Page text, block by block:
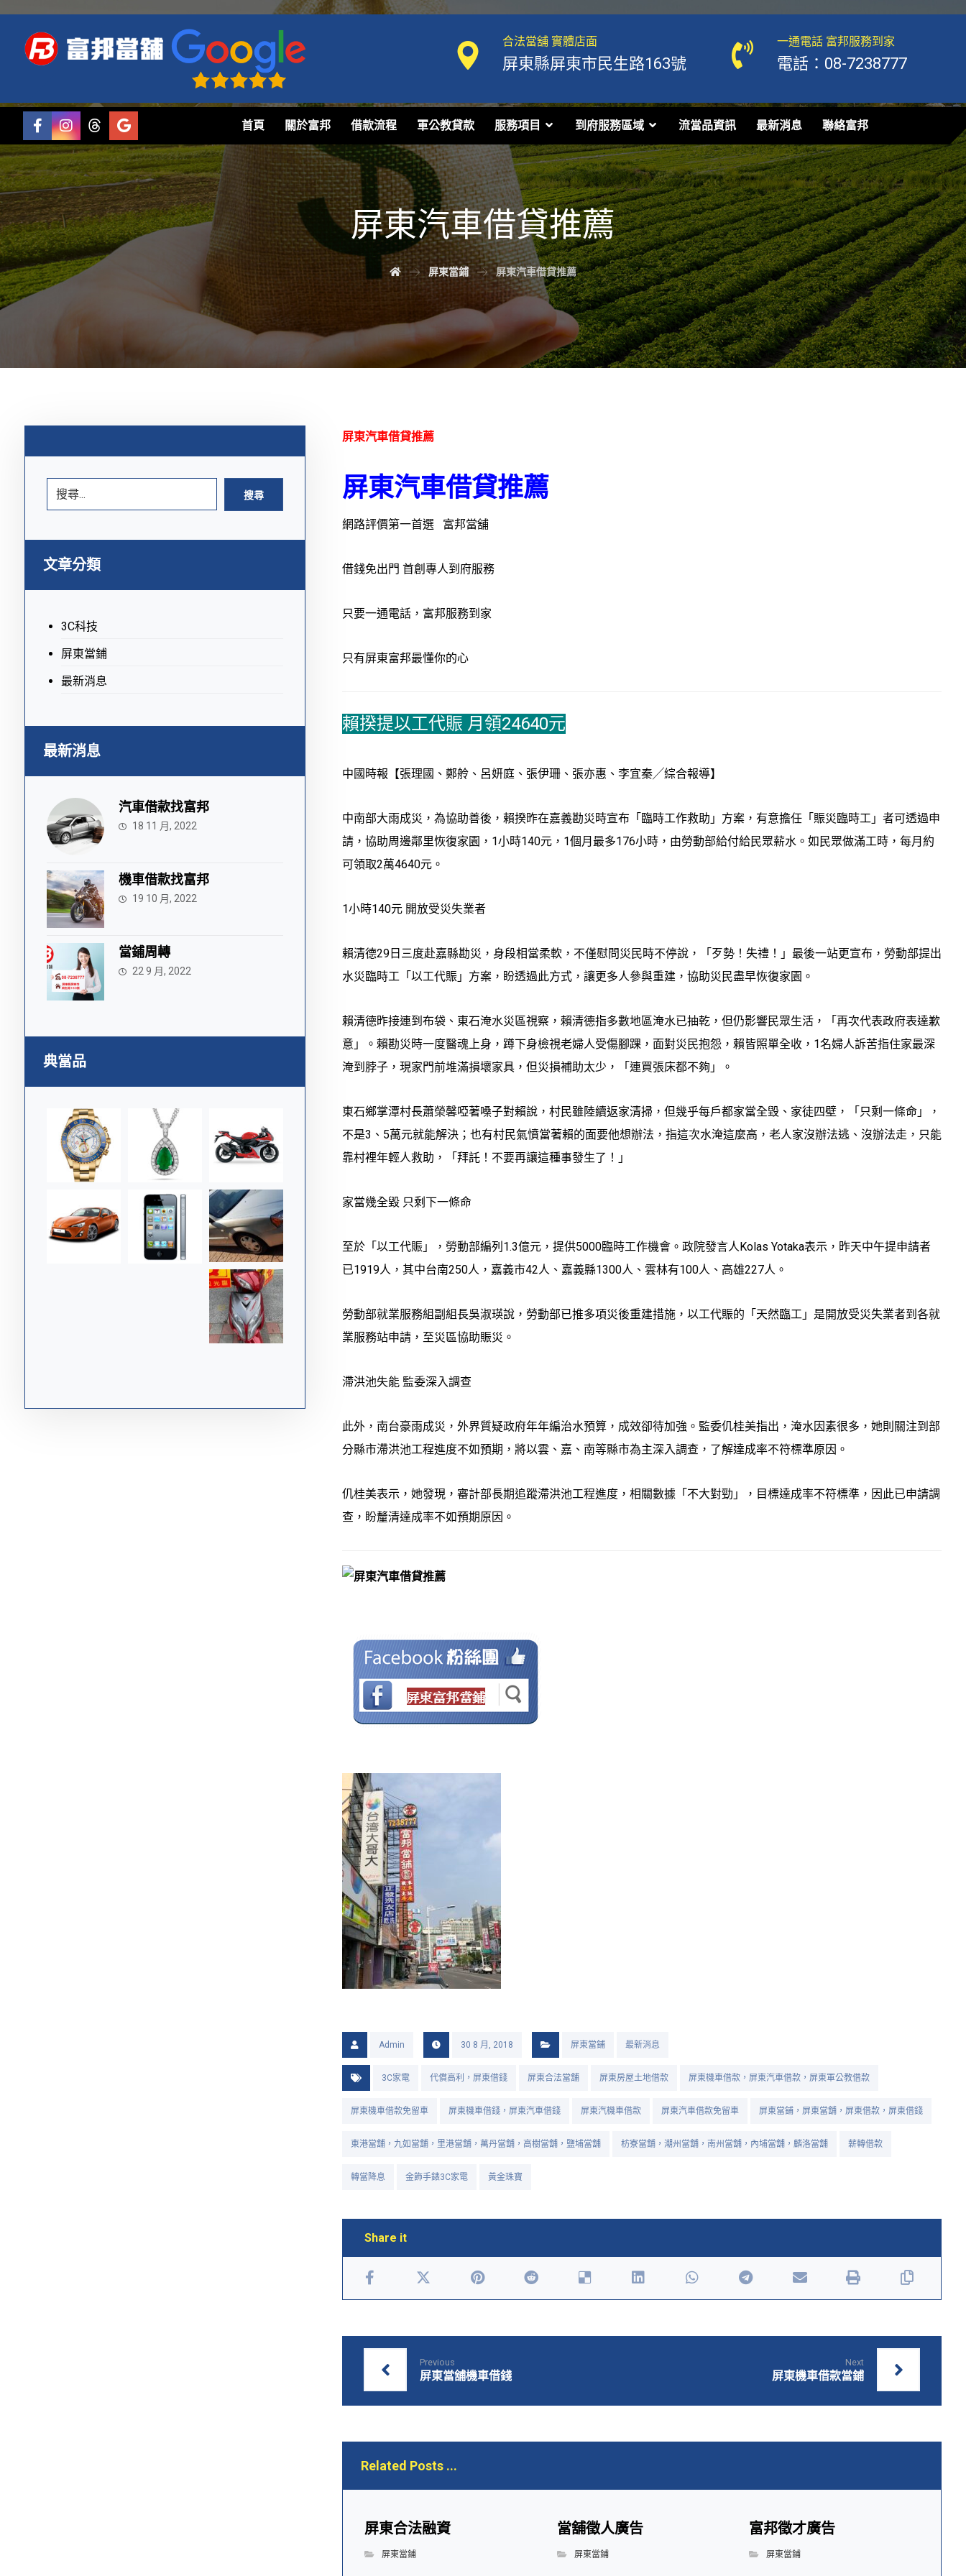
一通電話 富邦服務到家
電話：08-7238777
合法當舖 實體店面
屏東縣屏東市民生路163號
首頁 關於富邦 借款流程 軍公教貸款 服務項目 到府服務區域 流當品資訊 最新消息 聯絡富邦
屏東汽車借貸推薦
屏東當鋪 屏東汽車借貸推薦
屏東汽車借貸推薦
屏東汽車借貸推薦
網路評價第一首選 富邦當舖
借錢免出門 首創專人到府服務
只要一通電話，富邦服務到家
只有屏東富邦最懂你的心
賴揆提以工代賑 月領24640元
中國時報【張理國、鄭舲、呂妍庭、張伊珊、張亦惠、李宜秦╱綜合報導】
中南部大雨成災，為協助善後，賴揆昨在嘉義勘災時宣布「臨時工作救助」方案，有意擔任「賑災臨時工」者可透過申
請，協助周邊鄰里恢復家園，1小時140元，1個月最多176小時，由勞動部給付給民眾薪水。如民眾做滿工時，每月約
可領取2萬4640元。
1小時140元 開放受災失業者
賴清德29日三度赴嘉縣勘災，身段相當柔軟，不僅慰問災民時不停說，「歹勢！失禮！」最後一站更宣布，勞動部提出
水災臨時工「以工代賑」方案，盼透過此方式，讓更多人參與重建，協助災民盡早恢復家園。
賴清德昨接連到布袋、東石淹水災區視察，賴清德指多數地區淹水已抽乾，但仍影響民眾生活，「再次代表政府表達歉
意」。賴勘災時一度醫魂上身，蹲下身檢視老婦人受傷腳踝，面對災民抱怨，賴皆照單全收，1名婦人訴苦指住家最深
淹到脖子，現家門前堆滿損壞家具，但災損補助太少，「連買張床都不夠」。
東石鄉掌潭村長蕭榮馨啞著嗓子對賴說，村民雖陸續返家清掃，但幾乎每戶都家當全毀、家徒四壁，「只剩一條命」，
不是3、5萬元就能解決；也有村民氣憤當著賴的面要他想辦法，指這次水淹這麼高，老人家沒辦法逃、沒辦法走，只能
靠村裡年輕人救助，「拜託！不要再讓這種事發生了！」
家當幾全毀 只剩下一條命
至於「以工代賑」，勞動部編列1.3億元，提供5000臨時工作機會。政院發言人Kolas Yotaka表示，昨天中午提申請者
已1919人，其中台南250人，嘉義市42人、嘉義縣1300人、雲林有100人、高雄227人。
勞動部就業服務組副組長吳淑瑛說，勞動部已推多項災後重建措施，以工代賑的「天然臨工」是開放受災失業者到各就
業服務站申請，至災區協助賑災。
滯洪池失能 監委深入調查
此外，南台豪雨成災，外界質疑政府年年編治水預算，成效卻待加強。監委仉桂美指出，淹水因素很多，她則關注到部
分縣市滯洪池工程進度不如預期，將以雲、嘉、南等縣市為主深入調查，了解達成率不符標準原因。
仉桂美表示，她發現，審計部長期追蹤滯洪池工程進度，相關數據「不大對勁」，目標達成率不符標準，因此已申請調
查，盼釐清達成率不如預期原因。
Admin 30 8 月, 2018 屏東當鋪 最新消息
3C家電 代償高利，屏東借錢 屏東合法當舖 屏東房屋土地借款 屏東機車借款，屏東汽車借款，屏東軍公教借款
屏東機車借款免留車 屏東機車借錢，屏東汽車借錢 屏東汽機車借款 屏東汽車借款免留車 屏東當鋪，屏東當舖，屏東借款，屏東借錢
東港當舖，九如當舖，里港當舖，萬丹當舖，高樹當舖，鹽埔當舖 枋寮當舖，潮州當舖，南州當舖，內埔當舖，麟洛當舖 薪轉借款
轉當降息 金飾手錶3C家電 黃金珠寶
Previous
屏東當舖機車借錢
Next
屏東機車借款當鋪
Related Posts ...
屏東合法融資
屏東當鋪
當舖徵人廣告
屏東當鋪
富邦徵才廣告
屏東當鋪
搜尋
文章分類
3C科技
屏東當鋪
最新消息
最新消息
汽車借款找富邦
18 11 月, 2022
機車借款找富邦
19 10 月, 2022
當鋪周轉
22 9 月, 2022
典當品